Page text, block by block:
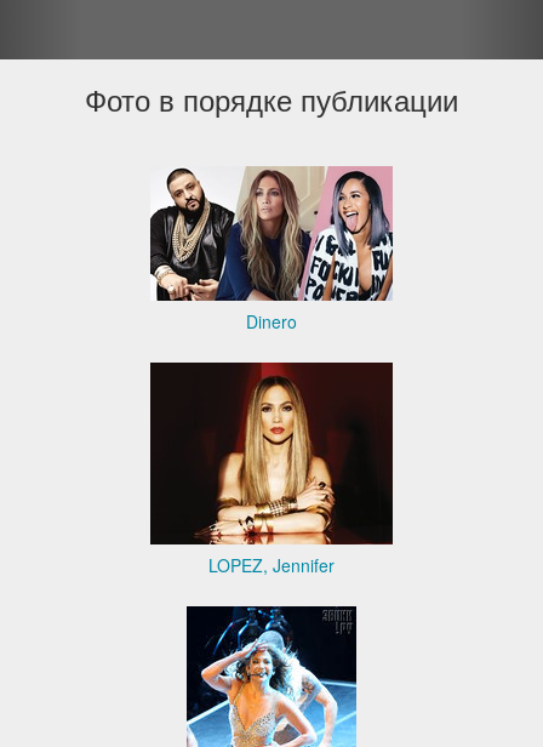
Фото в порядке публикации
Dinero
LOPEZ, Jennifer